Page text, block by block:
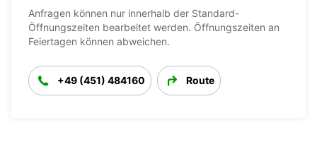
Anfragen können nur innerhalb der Standard-
Öffnungszeiten bearbeitet werden. Öffnungszeiten an
Feiertagen können abweichen.
+49 (451) 484160 Route